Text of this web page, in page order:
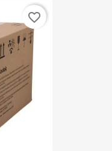
favorite_border